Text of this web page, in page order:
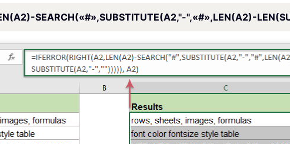
SEARCH(«#»,SUBSTITUTE(A2,"-",«#»,LEN(A2)-